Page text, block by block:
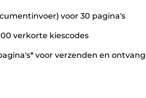
voor 30 pagina's
verkorte kiescodes
voor verzenden en